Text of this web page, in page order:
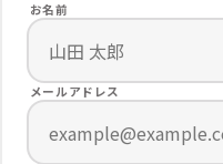
お名前
メールアドレス